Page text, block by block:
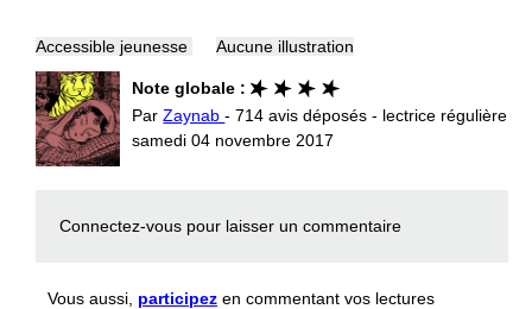
Accessible jeunesse Aucune illustration
Note globale :
ParZaynab- 714 avis déposés - lectrice régulière
samedi 04 novembre 2017
Connectez-vous pour laisser un commentaire
Vous aussi, participez en commentant vos lectures